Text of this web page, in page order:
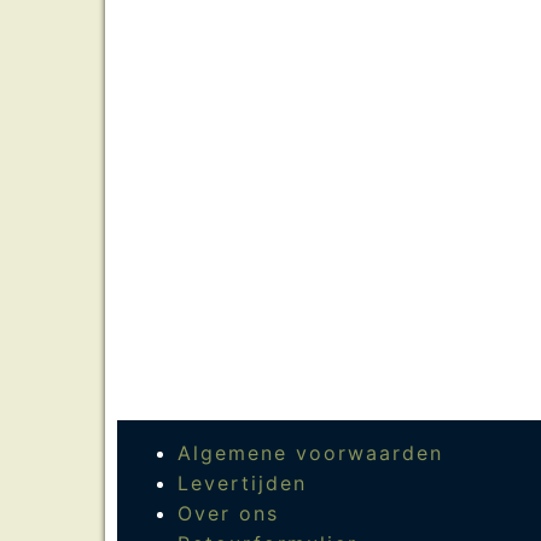
Algemene voorwaarden
Levertijden
Over ons